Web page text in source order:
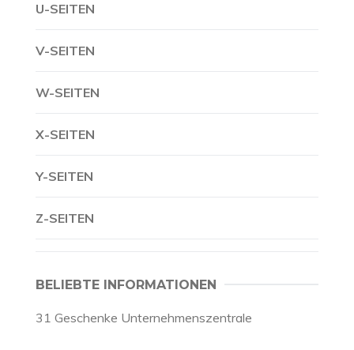
U-SEITEN
V-SEITEN
W-SEITEN
X-SEITEN
Y-SEITEN
Z-SEITEN
BELIEBTE INFORMATIONEN
31 Geschenke Unternehmenszentrale